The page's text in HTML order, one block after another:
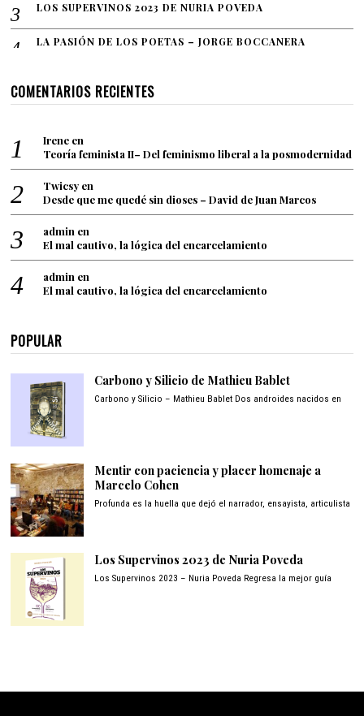
LOS SUPERVINOS 2023 DE NURIA POVEDA
LA PASIÓN DE LOS POETAS – JORGE BOCCANERA
COMENTARIOS RECIENTES
Irene en
Teoría feminista II– Del feminismo liberal a la posmodernidad
Twicsy en
Desde que me quedé sin dioses – David de Juan Marcos
admin en
El mal cautivo, la lógica del encarcelamiento
admin en
El mal cautivo, la lógica del encarcelamiento
POPULAR
Carbono y Silicio de Mathieu Bablet
Carbono y Silicio – Mathieu Bablet Dos androides nacidos en
Mentir con paciencia y placer homenaje a
Marcelo Cohen
Profunda es la huella que dejó el narrador, ensayista, articulista
Los Supervinos 2023 de Nuria Poveda
Los Supervinos 2023 – Nuria Poveda Regresa la mejor guía